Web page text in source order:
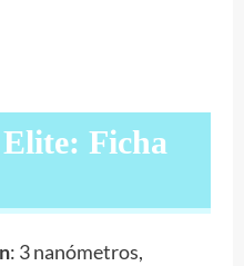
Ficha
: 3 nanómetros,